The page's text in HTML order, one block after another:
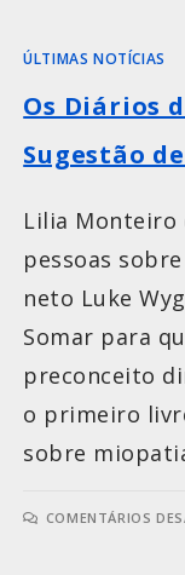
ÚLTIMAS NOTÍCIAS
Os Diários
Sugestão
Lilia Monteiro
pessoas
neto Luke
Somar para
preconceito
o primeiro
sobre
COMENTÁRIOS